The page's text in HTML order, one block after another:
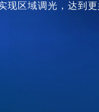
现区域调光，达到更